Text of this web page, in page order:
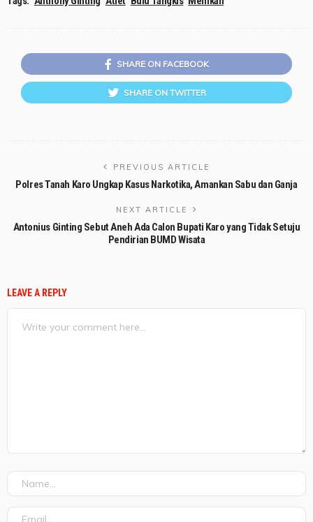
SHARE ON FACEBOOK
SHARE ON TWITTER
PREVIOUS ARTICLE
Polres Tanah Karo Ungkap Kasus Narkotika, Amankan Sabu dan Ganja
NEXT ARTICLE
Antonius Ginting Sebut Aneh Ada Calon Bupati Karo yang Tidak Setuju
Pendirian BUMD Wisata
LEAVE A REPLY